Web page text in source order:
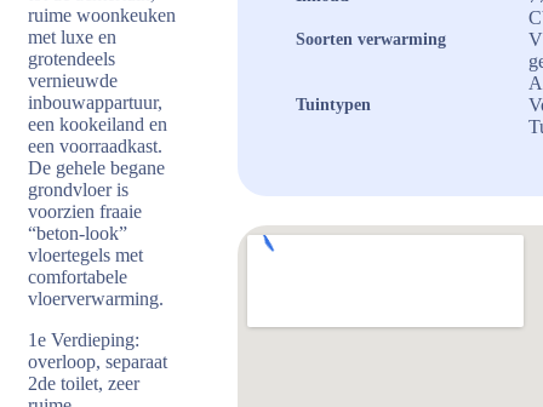
ruime woonkeuken
met luxe en
grotendeels
vernieuwde
inbouwappartuur,
een kookeiland en
een voorraadkast.
De gehele begane
grondvloer is
voorzien fraaie
“beton-look”
vloertegels met
comfortabele
vloerverwarming.
1e Verdieping:
overloop, separaat
2de toilet, zeer
Soorten verwarming
Tuintypen